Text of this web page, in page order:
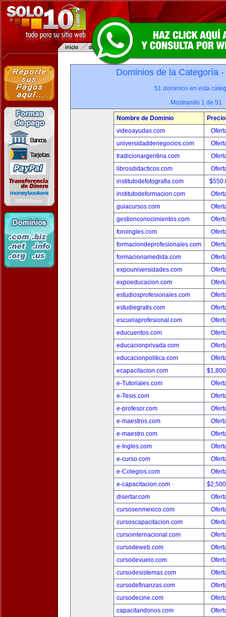
Dominios de la Categoría -
51 dominios en esta
Mostrando 1 de 51
Nombre de Dominio
Precio
videoayudas.com
universidaddenegocios.com
tradicionargentina.com
librosdidacticos.com
institutodefotografia.com
institutodeformacion.com
guiacursos.com
gestionconocimientos.com
foroingles.com
formaciondeprofesionales.com
formacionamedida.com
expouniversidades.com
expoeducacion.com
estudiosprofesionales.com
estudiegratis.com
escuelaprofesional.com
educuentos.com
educacionprivada.com
educacionpolitica.com
ecapacitacion.com
e-Tutoriales.com
e-Tesis.com
e-profesor.com
e-maestros.com
e-maestro.com
e-Ingles.com
e-curso.com
e-Colegios.com
e-capacitacion.com
disertar.com
cursosenmexico.com
cursoscapacitacion.com
cursointernacional.com
cursodeweb.com
cursodevuelo.com
cursodesistemas.com
cursodefinanzas.com
cursodecine.com
capacitandonos.com